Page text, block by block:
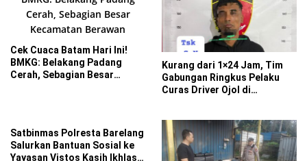
Cek Cuaca Batam Hari Ini!
BMKG: Belakang Padang
Cerah, Sebagian Besar
Kurang dari 1×24 Jam, Tim
Gabungan Ringkus Pelaku
Curas Driver Ojol di
Satbinmas Polresta Barelang
Salurkan Bantuan Sosial ke
Yayasan Vistos Kasih Ikhlas